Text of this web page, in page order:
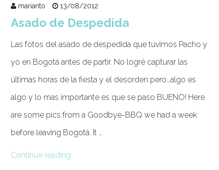
marianto 13/08/2012
Asado de Despedida
Las fotos del asado de despedida que tuvimos Pacho y
yo en Bogotá antes de partir. No logré capturar las
últimas horas de la fiesta y el desorden pero…algo es
algo y lo mas importante es que se paso BUENO! Here
are some pics from a Goodbye-BBQ we had a week
before leaving Bogotá. It …
Continue reading